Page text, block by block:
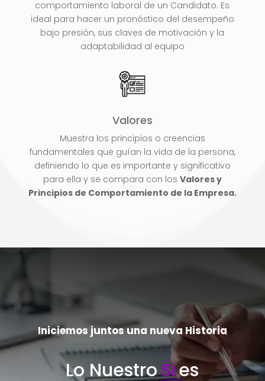
comportamiento laboral de un Candidato. Es
ideal para hacer un pronóstico del desempeño
bajo presión, sus claves de motivación y la
adaptabilidad al equipo
Valores
Muestra los principios o creencias
fundamentales que guían la vida de la persona,
definiendo lo que es importante y significativo
para ella y se compara con los Valores y
Principios de Comportamiento de la Empresa.
Iniciemos juntos una nueva Historia
Lo NuestroSies